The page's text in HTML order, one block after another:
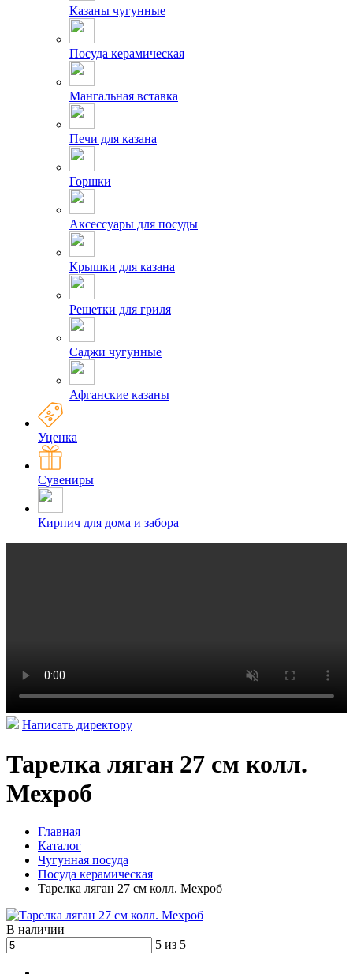
Казаны чугунные
Посуда керамическая
Мангальная вставка
Печи для казана
Горшки
Аксессуары для посуды
Крышки для казана
Решетки для гриля
Саджи чугунные
Афганские казаны
Уценка
Сувениры
Кирпич для дома и забора
Написать директору
Тарелка ляган 27 см колл.
Мехроб
Главная
Каталог
Чугунная посуда
Посуда керамическая
Тарелка ляган 27 см колл. Мехроб
В наличии
5 из 5